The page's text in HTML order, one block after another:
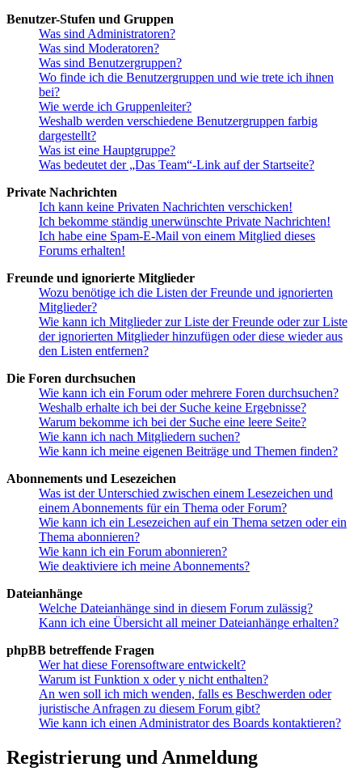
Benutzer-Stufen und Gruppen
Was sind Administratoren?
Was sind Moderatoren?
Was sind Benutzergruppen?
Wo finde ich die Benutzergruppen und wie trete ich ihnen
bei?
Wie werde ich Gruppenleiter?
Weshalb werden verschiedene Benutzergruppen farbig
dargestellt?
Was ist eine Hauptgruppe?
Was bedeutet der „Das Team“-Link auf der Startseite?
Private Nachrichten
Ich kann keine Privaten Nachrichten verschicken!
Ich bekomme ständig unerwünschte Private Nachrichten!
Ich habe eine Spam-E-Mail von einem Mitglied dieses
Forums erhalten!
Freunde und ignorierte Mitglieder
Wozu benötige ich die Listen der Freunde und ignorierten
Mitglieder?
Wie kann ich Mitglieder zur Liste der Freunde oder zur Liste
der ignorierten Mitglieder hinzufügen oder diese wieder aus
den Listen entfernen?
Die Foren durchsuchen
Wie kann ich ein Forum oder mehrere Foren durchsuchen?
Weshalb erhalte ich bei der Suche keine Ergebnisse?
Warum bekomme ich bei der Suche eine leere Seite?
Wie kann ich nach Mitgliedern suchen?
Wie kann ich meine eigenen Beiträge und Themen finden?
Abonnements und Lesezeichen
Was ist der Unterschied zwischen einem Lesezeichen und
einem Abonnements für ein Thema oder Forum?
Wie kann ich ein Lesezeichen auf ein Thema setzen oder ein
Thema abonnieren?
Wie kann ich ein Forum abonnieren?
Wie deaktiviere ich meine Abonnements?
Dateianhänge
Welche Dateianhänge sind in diesem Forum zulässig?
Kann ich eine Übersicht all meiner Dateianhänge erhalten?
phpBB betreffende Fragen
Wer hat diese Forensoftware entwickelt?
Warum ist Funktion x oder y nicht enthalten?
An wen soll ich mich wenden, falls es Beschwerden oder
juristische Anfragen zu diesem Forum gibt?
Wie kann ich einen Administrator des Boards kontaktieren?
Registrierung und Anmeldung